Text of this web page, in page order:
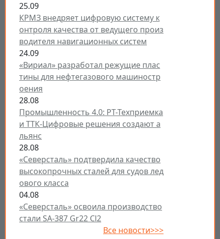
25.09
КРМЗ внедряет цифровую систему к
онтроля качества от ведущего произ
водителя навигационных систем
24.09
«Вириал» разработал режущие плас
тины для нефтегазового машиностр
оения
28.08
Промышленность 4.0: РТ-Техприемка
и ТТК-Цифровые решения создают а
льянс
28.08
«Северсталь» подтвердила качество
высокопрочных сталей для судов лед
ового класса
04.08
«Северсталь» освоила производство
стали SA-387 Gr22 Cl2
Все новости>>>